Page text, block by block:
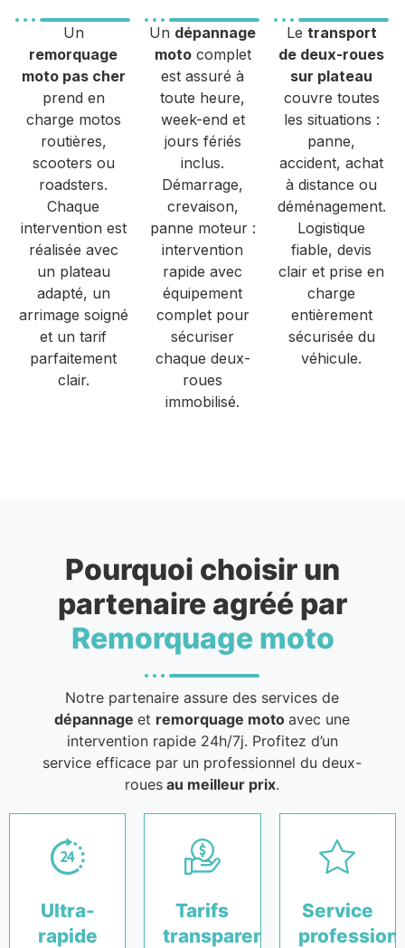
Un
remorquage
moto pas cher
prend en
charge motos
routières,
scooters ou
roadsters.
Chaque
intervention est
réalisée avec
un plateau
adapté, un
arrimage soigné
et un tarif
parfaitement
clair.
Un dépannage
motocomplet
est assuré à
toute heure,
week-end et
jours fériés
inclus.
Démarrage,
crevaison,
panne moteur :
intervention
rapide avec
équipement
complet pour
sécuriser
chaque deux-
roues
immobilisé.
Le transport
de deux-roues
sur plateau
couvre toutes
les situations :
panne,
accident, achat
à distance ou
déménagement.
Logistique
fiable, devis
clair et prise en
charge
entièrement
sécurisée du
véhicule.
Pourquoi choisir un
partenaire agréé par
Remorquage moto
Notre partenaire assure des services de
dépannageet remorquage motoavec une
intervention rapide 24h/7j. Profitez d’un
service efficace par un professionnel du deux-
roues au meilleur prix.
Ultra-
rapide
Tarifs
transparents
Service